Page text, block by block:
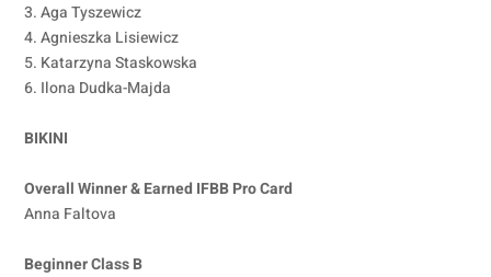
3. Aga Tyszewicz
4. Agnieszka Lisiewicz
5. Katarzyna Staskowska
6. Ilona Dudka-Majda
BIKINI
Overall Winner & Earned IFBB Pro Card
Anna Faltova
Beginner Class B